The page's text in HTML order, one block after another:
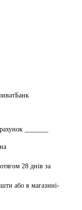
_______
28 днів за
або в магазині-